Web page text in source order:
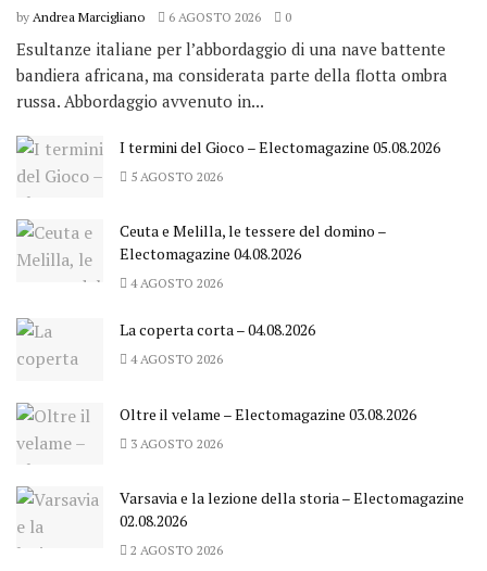
by Andrea Marcigliano 6 AGOSTO 2026 0
Esultanze italiane per l’abbordaggio di una nave battente
bandiera africana, ma considerata parte della flotta ombra
russa. Abbordaggio avvenuto in...
I termini del Gioco – Electomagazine 05.08.2026
5 AGOSTO 2026
Ceuta e Melilla, le tessere del domino –
Electomagazine 04.08.2026
4 AGOSTO 2026
La coperta corta – 04.08.2026
4 AGOSTO 2026
Oltre il velame – Electomagazine 03.08.2026
3 AGOSTO 2026
Varsavia e la lezione della storia – Electomagazine
02.08.2026
2 AGOSTO 2026